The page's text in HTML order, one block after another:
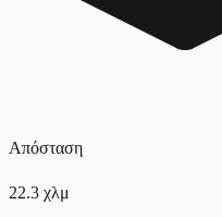
Απόσταση
22.3 χλμ